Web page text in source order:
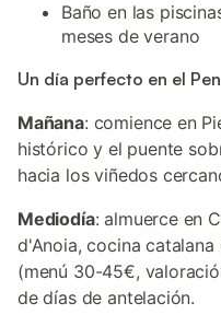
Baño en las
meses de verano
Un día perfecto en el
Mañana: comience en
histórico y el puente
hacia los viñedos
Mediodía: almuerce en
d'Anoia, cocina
(menú 30-45€,
de días de antelación.